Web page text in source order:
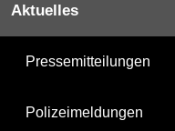
Aktuelles
Pressemitteilungen
Polizeimeldungen